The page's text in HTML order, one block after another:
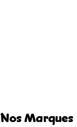
Nos Marques